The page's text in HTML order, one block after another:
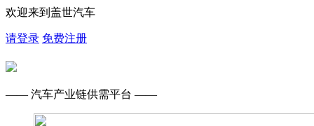
欢迎来到盖世汽车
请登录 免费注册
—— 汽车产业链供需平台 ——